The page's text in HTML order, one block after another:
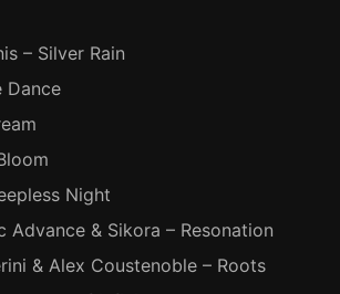
– Silver Rain
Dance
Night
Advance & Sikora – Resonation
& Alex Coustenoble – Roots